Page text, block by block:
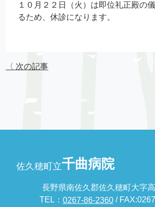
１０月２２日（火）は即位礼正殿の
るため、休診になります。
〈 次の記事
佐久穂町立千曲病院
長野県南佐久郡佐久穂町大字
TEL： 0267-86-2360/